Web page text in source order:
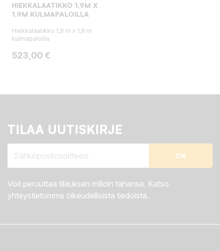
HIEKKALAATIKKO 1,9M X
1,9M KULMAPALOILLA
Hiekkalaatikko 1,9 m x 1,9 m
kulmapaloilla
Hinta
523,00 €
TILAA UUTISKIRJE
Voit peruuttaa tilauksen milloin tahansa. Katso
yhteystietomme oikeudellisista tiedoista.